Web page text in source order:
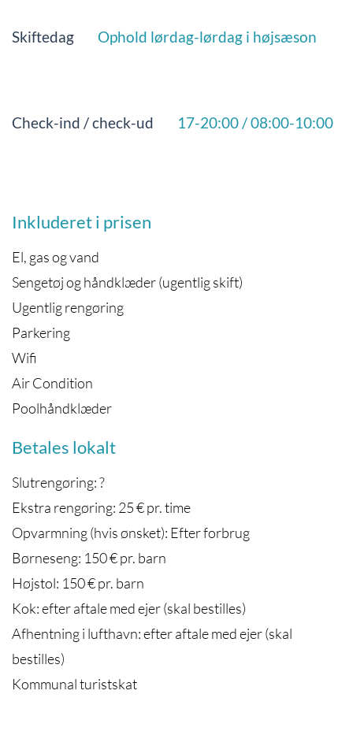
Skiftedag Ophold lørdag-lørdag i højsæson
Check-ind / check-ud 17-20:00 / 08:00-10:00
Inkluderet i prisen
El, gas og vand
Sengetøj og håndklæder (ugentlig skift)
Ugentlig rengøring
Parkering
Wifi
Air Condition
Poolhåndklæder
Betales lokalt
Slutrengøring: ?
Ekstra rengøring: 25 € pr. time
Opvarmning (hvis ønsket): Efter forbrug
Børneseng: 150 € pr. barn
Højstol: 150 € pr. barn
Kok: efter aftale med ejer (skal bestilles)
Afhentning i lufthavn: efter aftale med ejer (skal
bestilles)
Kommunal turistskat